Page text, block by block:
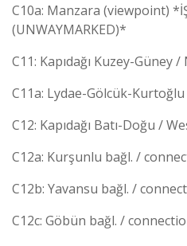
C10a: Manzara (viewpoint)
(UNWAYMARKED)*
C11: Kapıdağı Kuzey-
C11a: Lydae-Gölcük-Kurtoğlu
C12: Kapıdağı Batı-Doğu /
C12a: Kurşunlu bağl. /
C12b: Yavansu bağl. /
C12c: Göbün bağl. /